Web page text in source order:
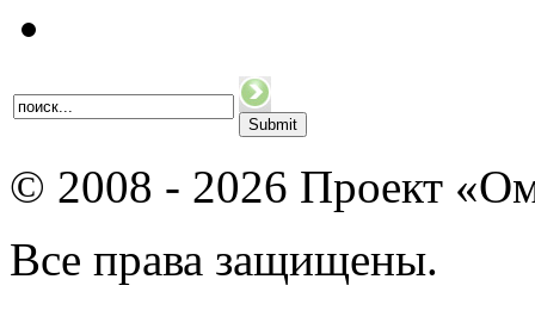
© 2008 - 2026 Проект
Все права защищены.